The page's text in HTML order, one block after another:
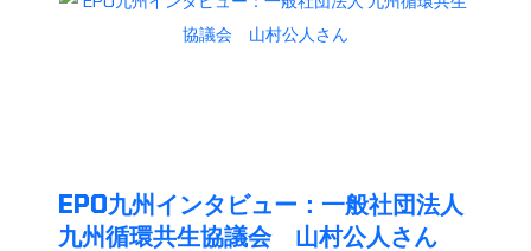
EPO九州インタビュー：一般社団法人
九州循環共生協議会 山村公人さん